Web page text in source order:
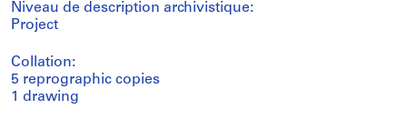
Niveau de description archivistique:
Project
Collation:
5 reprographic copies
1 drawing